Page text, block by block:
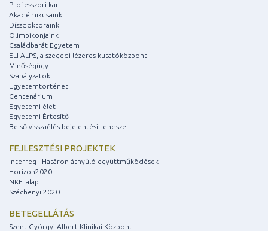
Professzori kar
Akadémikusaink
Díszdoktoraink
Olimpikonjaink
Családbarát Egyetem
ELI-ALPS, a szegedi lézeres kutatóközpont
Minőségügy
Szabályzatok
Egyetemtörténet
Centenárium
Egyetemi élet
Egyetemi Értesítő
Belső visszaélés-bejelentési rendszer
FEJLESZTÉSI PROJEKTEK
Interreg - Határon átnyúló együttműködések
Horizon2020
NKFI alap
Széchenyi 2020
BETEGELLÁTÁS
Szent-Györgyi Albert Klinikai Központ